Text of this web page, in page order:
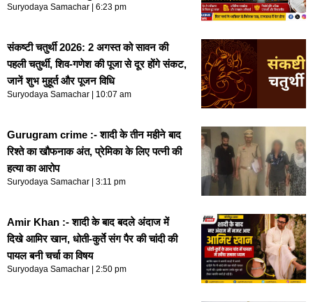
Suryodaya Samachar 6:23 pm
संकष्टी चतुर्थी 2026: 2 अगस्त को सावन की
पहली चतुर्थी, शिव-गणेश की पूजा से दूर होंगे संकट,
जानें शुभ मुहूर्त और पूजन विधि
Suryodaya Samachar 10:07 am
Gurugram crime :- शादी के तीन महीने बाद
रिश्ते का खौफनाक अंत, प्रेमिका के लिए पत्नी की
हत्या का आरोप
Suryodaya Samachar 3:11 pm
Amir Khan :- शादी के बाद बदले अंदाज में
दिखे आमिर खान, धोती-कुर्ते संग पैर की चांदी की
पायल बनी चर्चा का विषय
Suryodaya Samachar 2:50 pm